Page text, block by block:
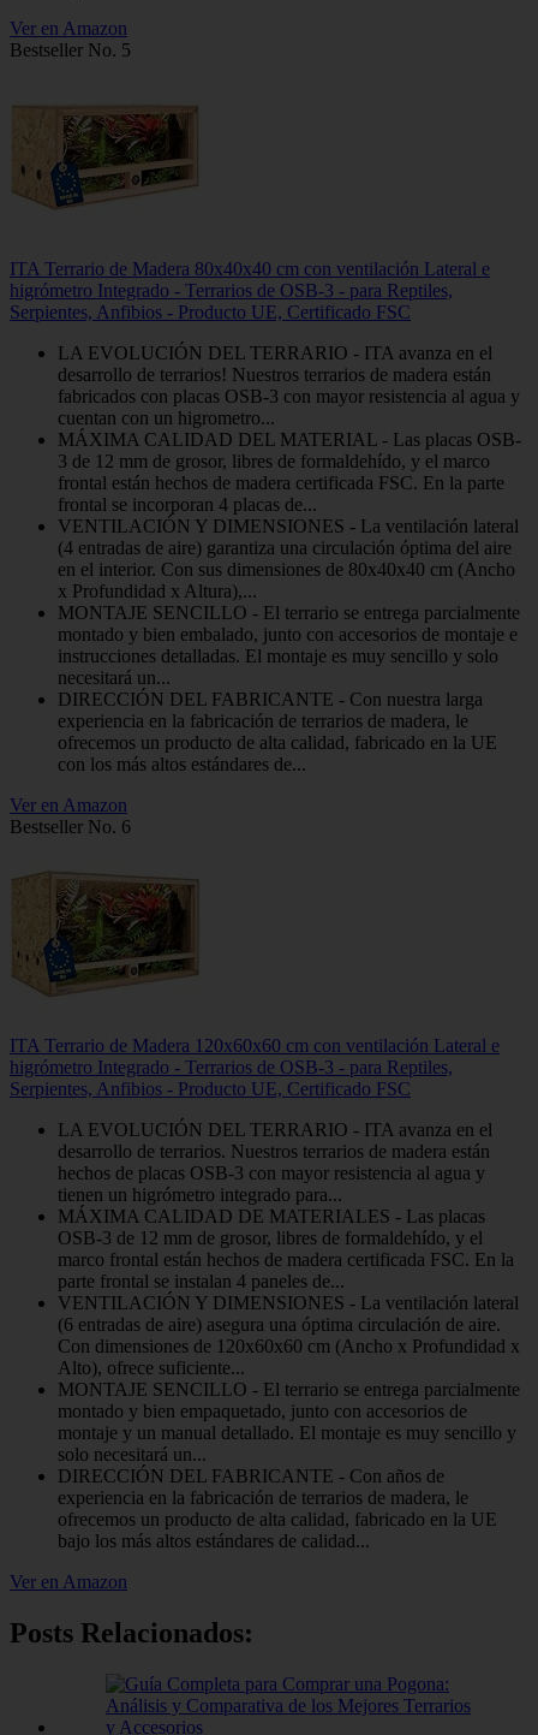
Ver en Amazon
Bestseller No. 5
ITA Terrario de Madera 80x40x40 cm con ventilación Lateral e
higrómetro Integrado - Terrarios de OSB-3 - para Reptiles,
Serpientes, Anfibios - Producto UE, Certificado FSC
LA EVOLUCIÓN DEL TERRARIO - ITA avanza en el
desarrollo de terrarios! Nuestros terrarios de madera están
fabricados con placas OSB-3 con mayor resistencia al agua y
cuentan con un higrometro...
MÁXIMA CALIDAD DEL MATERIAL - Las placas OSB-
3 de 12 mm de grosor, libres de formaldehído, y el marco
frontal están hechos de madera certificada FSC. En la parte
frontal se incorporan 4 placas de...
VENTILACIÓN Y DIMENSIONES - La ventilación lateral
(4 entradas de aire) garantiza una circulación óptima del aire
en el interior. Con sus dimensiones de 80x40x40 cm (Ancho
x Profundidad x Altura),...
MONTAJE SENCILLO - El terrario se entrega parcialmente
montado y bien embalado, junto con accesorios de montaje e
instrucciones detalladas. El montaje es muy sencillo y solo
necesitará un...
DIRECCIÓN DEL FABRICANTE - Con nuestra larga
experiencia en la fabricación de terrarios de madera, le
ofrecemos un producto de alta calidad, fabricado en la UE
con los más altos estándares de...
Ver en Amazon
Bestseller No. 6
ITA Terrario de Madera 120x60x60 cm con ventilación Lateral e
higrómetro Integrado - Terrarios de OSB-3 - para Reptiles,
Serpientes, Anfibios - Producto UE, Certificado FSC
LA EVOLUCIÓN DEL TERRARIO - ITA avanza en el
desarrollo de terrarios. Nuestros terrarios de madera están
hechos de placas OSB-3 con mayor resistencia al agua y
tienen un higrómetro integrado para...
MÁXIMA CALIDAD DE MATERIALES - Las placas
OSB-3 de 12 mm de grosor, libres de formaldehído, y el
marco frontal están hechos de madera certificada FSC. En la
parte frontal se instalan 4 paneles de...
VENTILACIÓN Y DIMENSIONES - La ventilación lateral
(6 entradas de aire) asegura una óptima circulación de aire.
Con dimensiones de 120x60x60 cm (Ancho x Profundidad x
Alto), ofrece suficiente...
MONTAJE SENCILLO - El terrario se entrega parcialmente
montado y bien empaquetado, junto con accesorios de
montaje y un manual detallado. El montaje es muy sencillo y
solo necesitará un...
DIRECCIÓN DEL FABRICANTE - Con años de
experiencia en la fabricación de terrarios de madera, le
ofrecemos un producto de alta calidad, fabricado en la UE
bajo los más altos estándares de calidad...
Ver en Amazon
Posts Relacionados: